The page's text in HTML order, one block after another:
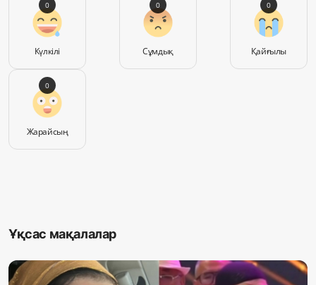
Күлкілі
0
Сұмдық
0
Қайғылы
0
Жарайсың
0
Ұқсас мақалалар